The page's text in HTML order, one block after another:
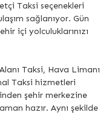
Taksi seçenekleri
sağlanıyor. Gün
içi yolculuklarınızı
Taksi, Hava Limanı
Taksi hizmetleri
şehir merkezine
hazır. Aynı şekilde